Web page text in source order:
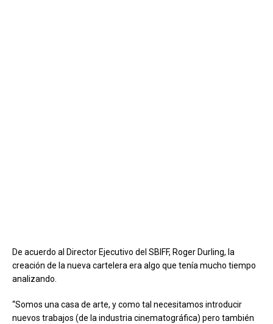
De acuerdo al Director Ejecutivo del SBIFF, Roger Durling, la
creación de la nueva cartelera era algo que tenía mucho tiempo
analizando.
“Somos una casa de arte, y como tal necesitamos introducir
nuevos trabajos (de la industria cinematográfica) pero también